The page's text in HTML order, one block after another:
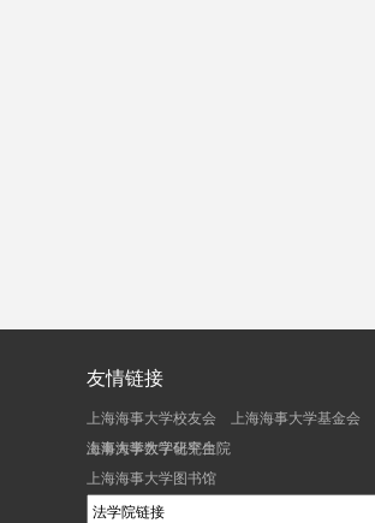
友情链接
上海海事大学校友会 上海海事大学基金会
海事大学数字化平台
上海海事大学研究生院
上海海事大学图书馆